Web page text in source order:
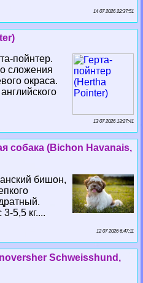
14 07 2026 22:37:51
пойнтер.
сложения
окраса.
13 07 2026 13:27:41
собака (Bichon Havanais,
бишон,
5,5 кг....
12 07 2026 6:47:11
Schweisshund,